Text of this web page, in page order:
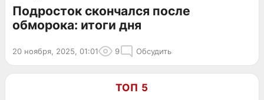
Подросток скончался после
обморока: итоги дня
20 ноября, 2025, 01:01 9 Обсудить
ТОП 5